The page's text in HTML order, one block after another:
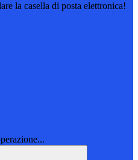
la casella di posta elettronica!